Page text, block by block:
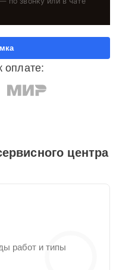
оплате:
центра
работ и типы